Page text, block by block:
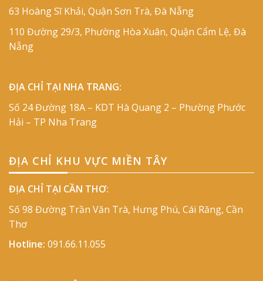
63 Hoàng Sĩ Khải, Quận Sơn Trà, Đà Nẵng
110 Đường 29/3, Phường Hòa Xuân, Quận Cẩm Lệ, Đà
Nẵng
ĐỊA CHỈ TẠI NHA TRANG:
Số 24 Đường 18A – KDT Hà Quang 2 – Phường Phước
Hải – TP Nha Trang
ĐỊA CHỈ KHU VỰC MIỀN TÂY
ĐỊA CHỈ TẠI CẦN THƠ:
Số 98 Đường Trần Văn Trà, Hưng Phú, Cái Răng, Cần
Thơ
Hotline: 091.66.11.055